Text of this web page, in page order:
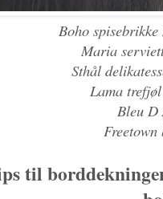
Boho
Maria
Sthål
Lama
Bleu D
Freetown
til